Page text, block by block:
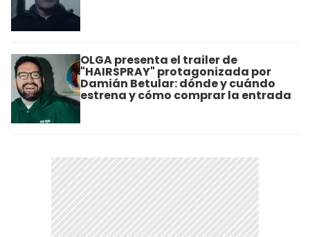
OLGA presenta el trailer de
"HAIRSPRAY" protagonizada por
Damián Betular: dónde y cuándo
estrena y cómo comprar la entrada